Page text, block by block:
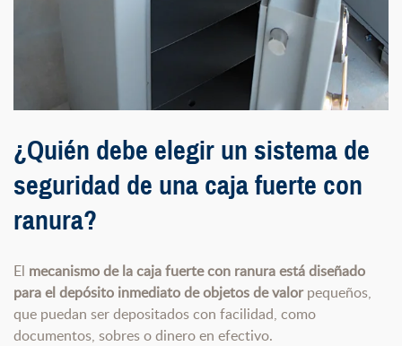
¿Quién debe elegir un sistema de
seguridad de una caja fuerte con
ranura?
El mecanismo de la caja fuerte con ranura está diseñado
para el depósito inmediato de objetos de valorpequeños,
que puedan ser depositados con facilidad, como
documentos, sobres o dinero en efectivo.